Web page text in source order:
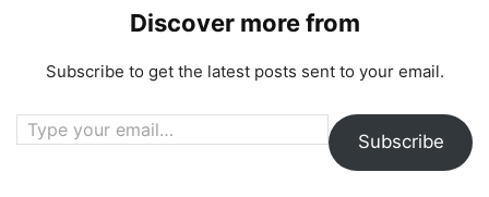
Discover more from
Subscribe to get the latest posts sent to your email.
Type your email…
Subscribe